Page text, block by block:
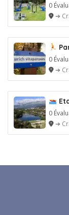
0
➔
0
➔
0
➔